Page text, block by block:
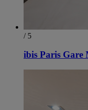
/ 5
ibis Paris Gare